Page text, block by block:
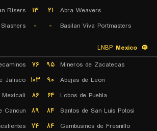
Abra Weavers
۲۱ ۱۳
Risers
Basilan Viva Portmasters
-
-
Mexico
Mineros de Zacatecas
۹۵ ۷۶
Abejas de Leon
۹۰ ۱۰۳ Jalisco
Lobos de Puebla
۶۴ ۸۶
Santos de San Luis Potosi
۸۴ ۸۹
Cancun
Gambusinos de Fresnillo
۸۴ ۷۴